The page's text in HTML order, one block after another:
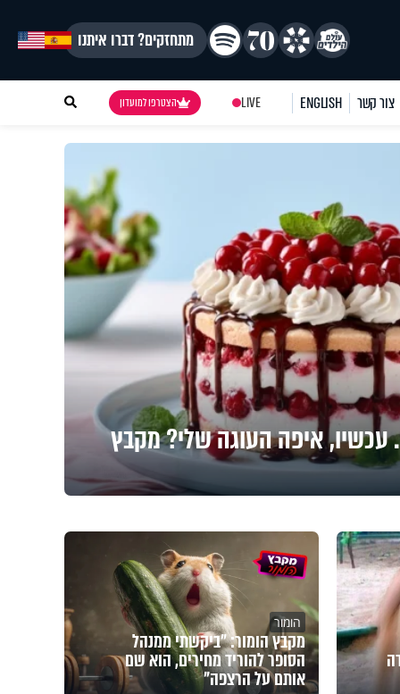
מתחזקים? דברו איתנו
צור קשר ENGLISH
LIVE הצטרפו למועדון
עכשיו, איפה העוגה שלי? מקבץ
הומור
מקבץ הומור: "ביקשתי ממנהל
הסופר להוריד מחירים, הוא שם
אותם על הרצפה"